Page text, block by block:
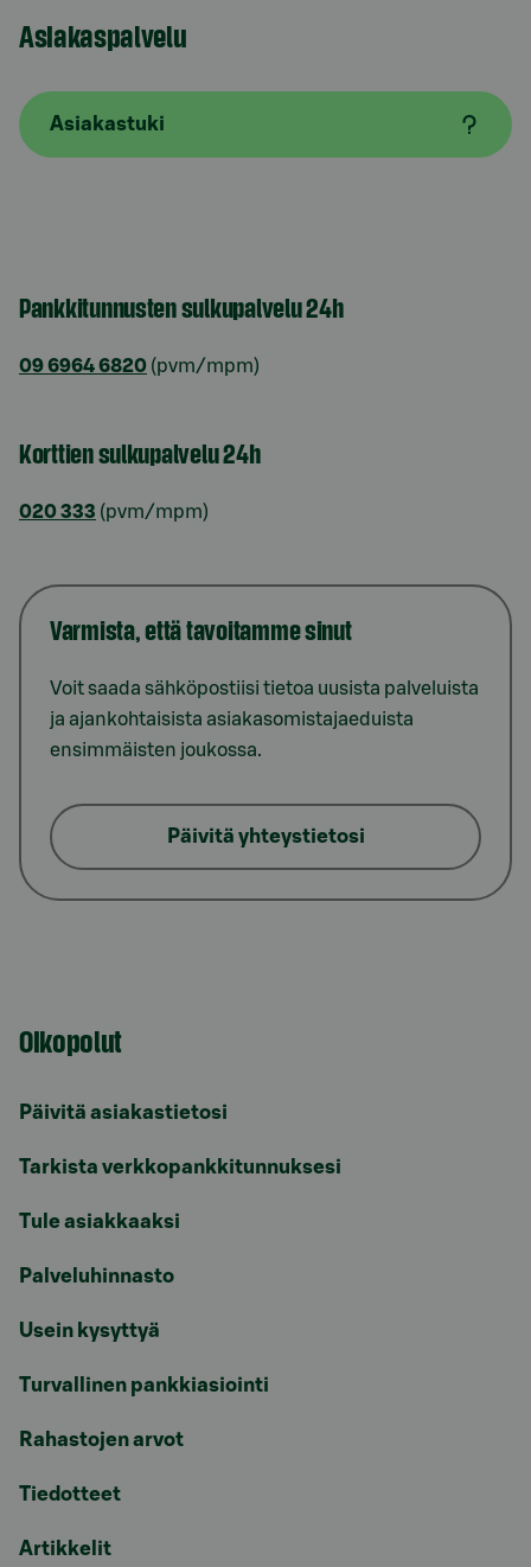
Asiakaspalvelu
Asiakastuki
Pankkitunnusten sulkupalvelu 24h
09 6964 6820 (pvm/mpm)
Korttien sulkupalvelu 24h
020 333 (pvm/mpm)
Varmista, että tavoitamme sinut
Voit saada sähköpostiisi tietoa uusista palveluista
ja ajankohtaisista asiakasomistajaeduista
ensimmäisten joukossa.
Päivitä yhteystietosi
Oikopolut
Päivitä asiakastietosi
Tarkista verkkopankkitunnuksesi
Tule asiakkaaksi
Palveluhinnasto
Usein kysyttyä
Turvallinen pankkiasiointi
Rahastojen arvot
Tiedotteet
Artikkelit